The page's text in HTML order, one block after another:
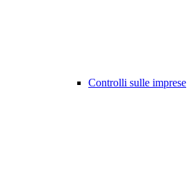
Controlli sulle imprese